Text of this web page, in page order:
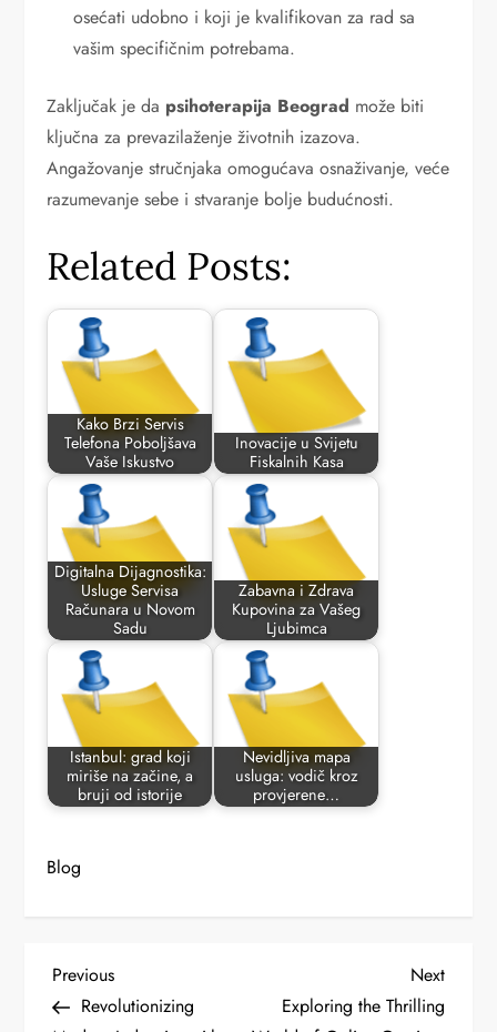
osećati udobno i koji je kvalifikovan za rad sa
vašim specifičnim potrebama.
Zaključak je da psihoterapija Beograd može biti
ključna za prevazilaženje životnih izazova.
Angažovanje stručnjaka omogućava osnaživanje, veće
razumevanje sebe i stvaranje bolje budućnosti.
Related Posts:
Kako Brzi Servis
Telefona Poboljšava
Vaše Iskustvo
Inovacije u Svijetu
Fiskalnih Kasa
Digitalna Dijagnostika:
Usluge Servisa
Računara u Novom
Sadu
Zabavna i Zdrava
Kupovina za Vašeg
Ljubimca
Istanbul: grad koji
miriše na začine, a
bruji od istorije
Nevidljiva mapa
usluga: vodič kroz
provjerene…
Blog
P
Previous
Post
Previous
Revolutionizing
Next
Post
Next
Exploring the Thrilling